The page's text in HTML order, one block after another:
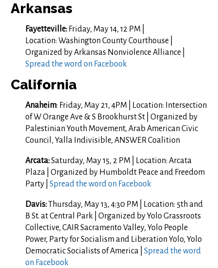
Arkansas
Fayetteville: Friday, May 14, 12 PM |
Location: Washington County Courthouse |
Organized by Arkansas Nonviolence Alliance |
Spread the word on Facebook
California
Anaheim: Friday, May 21, 4PM | Location: Intersection
of W Orange Ave & S Brookhurst St | Organized by
Palestinian Youth Movement, Arab American Civic
Council, Yalla Indivisible, ANSWER Coalition
Arcata:Saturday, May 15, 2 PM | Location:Arcata
Plaza | Organized by Humboldt Peace and Freedom
Party |Spread the word on Facebook
Davis:Thursday, May 13, 4:30 PM | Location: 5th and
B St. at Central Park | Organized by Yolo Grassroots
Collective, CAIR Sacramento Valley, Yolo People
Power, Party for Socialism and Liberation Yolo, Yolo
Democratic Socialists of America |Spread the word
on Facebook